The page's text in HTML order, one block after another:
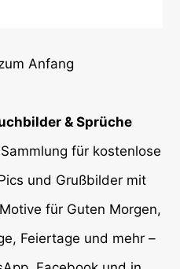
Anfang
& Sprüche
für kostenlose
und Grußbilder mit
für Guten Morgen,
Feiertage und mehr –